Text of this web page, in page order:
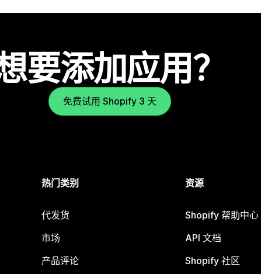
要添加应用？
免费试用 Shopify 3 天
热门类别
代发货
市场
产品评论
资源
Shopify 帮助中心
API 文档
Shopify 社区